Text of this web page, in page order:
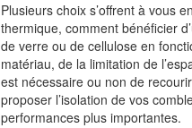
Plusieurs choix s’offrent à vous
thermique, comment bénéficier
de verre ou de cellulose en
matériau, de la limitation de
est nécessaire ou non de
proposer l’isolation de vos
performances plus importantes.